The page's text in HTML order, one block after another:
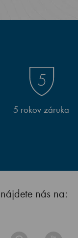
5 rokov záruka
nás na: